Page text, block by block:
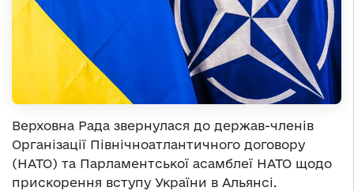
Верховна Рада звернулася до держав-членів
Організації Північноатлантичного договору
(НАТО) та Парламентської асамблеї НАТО щодо
прискорення вступу України в Альянсі.